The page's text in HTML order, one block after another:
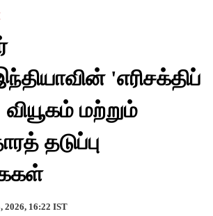
'எரிசக்திப்
வியூகம் மற்றும்
தடுப்பு
2026, 16:22 IST